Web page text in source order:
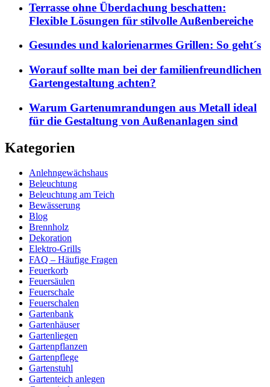
Terrasse ohne Überdachung beschatten:
Flexible Lösungen für stilvolle Außenbereiche
Gesundes und kalorienarmes Grillen: So geht´s
Worauf sollte man bei der familienfreundlichen
Gartengestaltung achten?
Warum Gartenumrandungen aus Metall ideal
für die Gestaltung von Außenanlagen sind
Kategorien
Anlehngewächshaus
Beleuchtung
Beleuchtung am Teich
Bewässerung
Blog
Brennholz
Dekoration
Elektro-Grills
FAQ – Häufige Fragen
Feuerkorb
Feuersäulen
Feuerschale
Feuerschalen
Gartenbank
Gartenhäuser
Gartenliegen
Gartenpflanzen
Gartenpflege
Gartenstuhl
Gartenteich anlegen